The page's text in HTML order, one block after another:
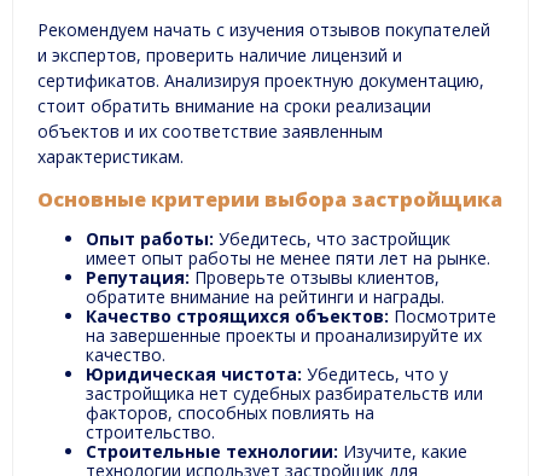
Рекомендуем начать с изучения отзывов покупателей
и экспертов, проверить наличие лицензий и
сертификатов. Анализируя проектную документацию,
стоит обратить внимание на сроки реализации
объектов и их соответствие заявленным
характеристикам.
Основные критерии выбора застройщика
Опыт работы: Убедитесь, что застройщик
имеет опыт работы не менее пяти лет на рынке.
Репутация: Проверьте отзывы клиентов,
обратите внимание на рейтинги и награды.
Качество строящихся объектов: Посмотрите
на завершенные проекты и проанализируйте их
качество.
Юридическая чистота: Убедитесь, что у
застройщика нет судебных разбирательств или
факторов, способных повлиять на
строительство.
Строительные технологии: Изучите, какие
технологии использует застройщик для